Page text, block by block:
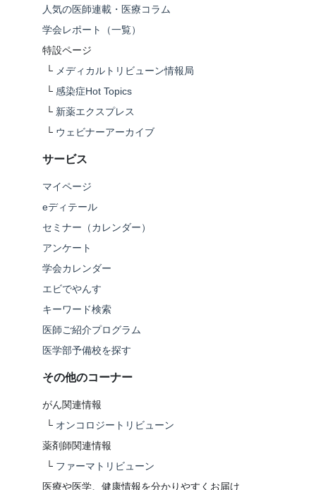
人気の医師連載・医療コラム
学会レポート（一覧）
特設ページ
└ メディカルトリビューン情報局
└ 感染症Hot Topics
└ 新薬エクスプレス
└ ウェビナーアーカイブ
サービス
マイページ
eディテール
セミナー（カレンダー）
アンケート
学会カレンダー
エビでやんす
キーワード検索
医師ご紹介プログラム
医学部予備校を探す
その他のコーナー
がん関連情報
└ オンコロジートリビューン
薬剤師関連情報
└ ファーマトリビューン
医療や医学、健康情報を分かりやすくお届け